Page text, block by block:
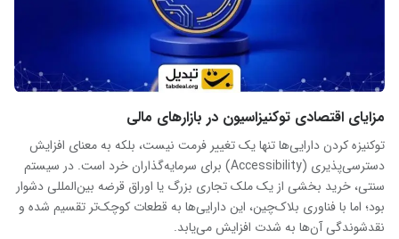
مزایای اقتصادی توکنیزاسیون در بازارهای مالی
توکنیزه کردن دارایی‌ها تنها یک تغییر فرمت نیست، بلکه به معنای افزایش
دسترسی‌پذیری (Accessibility) برای سرمایه‌گذاران خرد است. در سیستم
سنتی، خرید بخشی از یک ملک تجاری بزرگ یا اوراق قرضه بین‌المللی دشوار
بود؛ اما با فناوری بلاک‌چین، این دارایی‌ها به قطعات کوچک‌تر تقسیم شده و
نقدشوندگی آن‌ها به شدت افزایش می‌یابد.